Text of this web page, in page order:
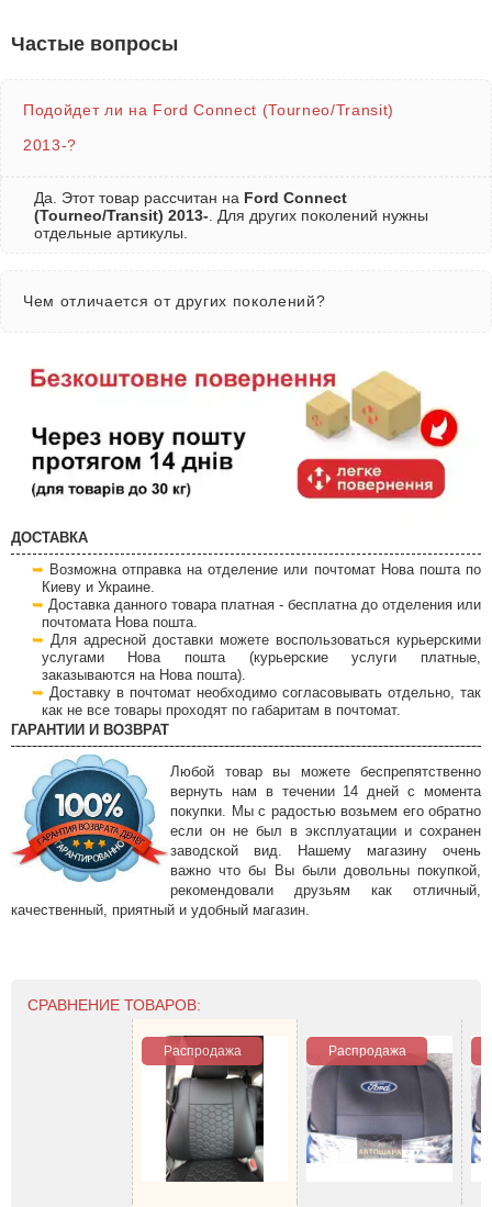
Частые вопросы
Подойдет ли на Ford Connect (Tourneo/Transit)
2013-?
Да. Этот товар рассчитан на Ford Connect
(Tourneo/Transit) 2013-. Для других поколений нужны
отдельные артикулы.
Чем отличается от других поколений?
ДОСТАВКА
Возможна отправка на отделение или почтомат Нова пошта по
Киеву и Украине.
Доставка данного товара платная - бесплатна до отделения или
почтомата Нова пошта.
Для адресной доставки можете воспользоваться курьерскими
услугами Нова пошта (курьерские услуги платные,
заказываются на Нова пошта).
Доставку в почтомат необходимо согласовывать отдельно, так
как не все товары проходят по габаритам в почтомат.
ГАРАНТИИ И ВОЗВРАТ
Любой товар вы можете беспрепятственно
вернуть нам в течении 14 дней с момента
покупки. Мы с радостью возьмем его обратно
если он не был в эксплуатации и сохранен
заводской вид. Нашему магазину очень
важно что бы Вы были довольны покупкой,
рекомендовали друзьям как отличный,
качественный, приятный и удобный магазин.
СРАВНЕНИЕ ТОВАРОВ:
Распродажа Распродажа